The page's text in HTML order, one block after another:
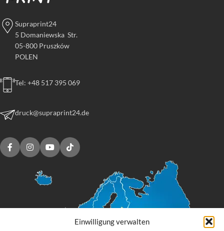
Einwilligung verwalten
Supraprint24
5 Domaniewska Str.
05-800 Pruszków
POLEN
Tel: +48 517 395 069
druck@supraprint24.de